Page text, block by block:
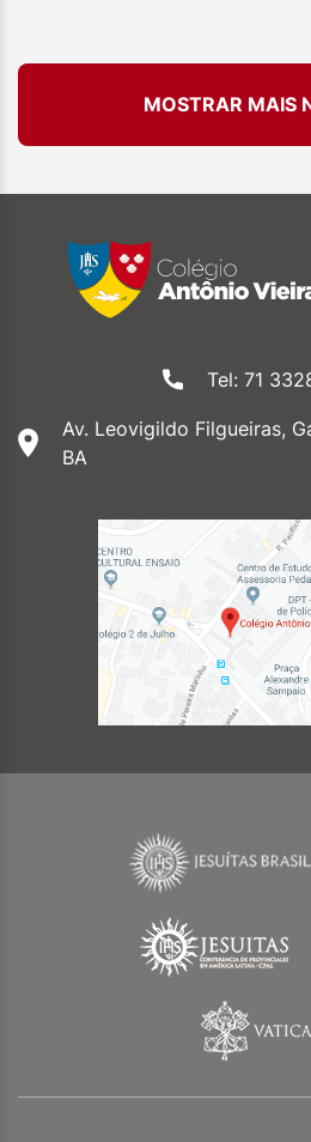
MOSTRAR MAIS
Tel: 71
Av. Leovigildo Filgueiras,
BA